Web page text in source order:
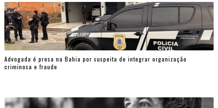
Advogada é presa na Bahia por suspeita de integrar organização
criminosa e fraude